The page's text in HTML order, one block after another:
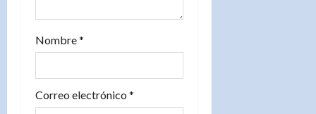
a
Nombre*
Correo electrónico *